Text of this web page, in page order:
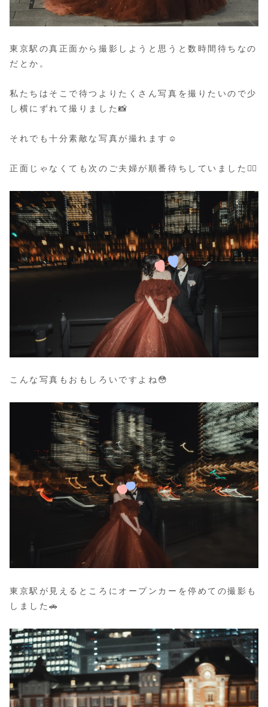
東京駅の真正面から撮影しようと思うと数時間待ちなの
だとか。
私たちはそこで待つよりたくさん写真を撮りたいので少
し横にずれて撮りました📸
それでも十分素敵な写真が撮れます☺️
正面じゃなくても次のご夫婦が順番待ちしていました👰‍♀️
こんな写真もおもしろいですよね😳
東京駅が見えるところにオープンカーを停めての撮影も
しました🚗